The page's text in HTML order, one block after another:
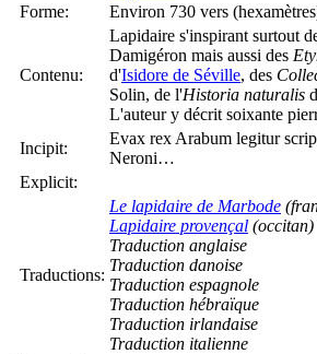
Forme:
Environ 730 vers
Contenu:
Lapidaire s'inspirant surtout
Damigéron mais aussi des
d'Isidore de Séville, des
Solin, de l'Historia naturalis
L'auteur y décrit soixante
Incipit:
Evax rex Arabum legitur
Neroni…
Explicit:
Traductions:
Le lapidaire de Marbode
Lapidaire provençal (occitan)
Traduction anglaise
Traduction danoise
Traduction espagnole
Traduction hébraïque
Traduction irlandaise
Traduction italienne